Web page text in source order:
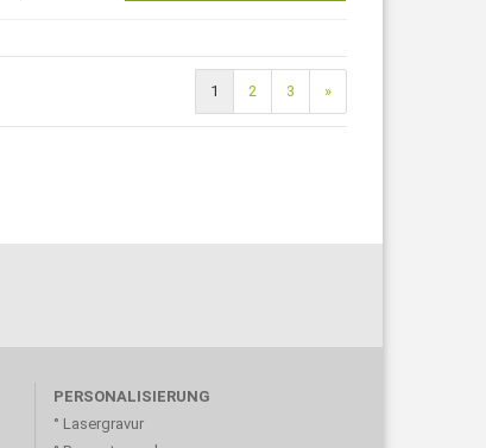
1 2 3 »
PERSONALISIERUNG
° Lasergravur